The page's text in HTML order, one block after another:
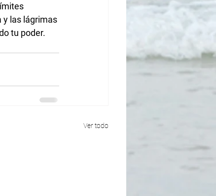
y las lágrimas
tu poder.
Ver todo